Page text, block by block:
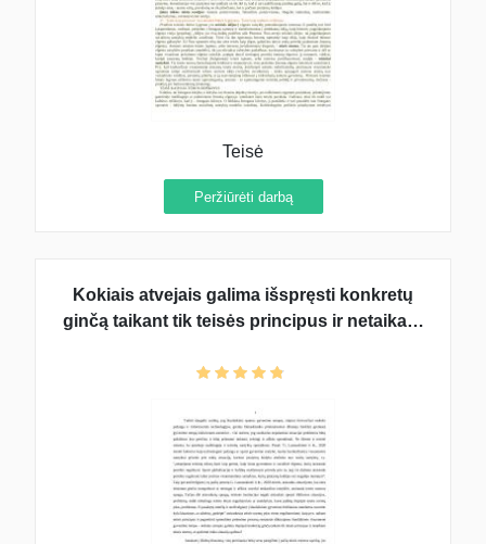
Teisė
Peržiūrėti darbą
Kokiais atvejais galima išspręsti konkretų
ginčą taikant tik teisės principus ir netaikant